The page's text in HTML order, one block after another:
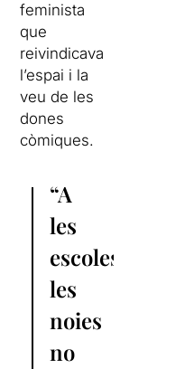
feminista
que
reivindicava
l’espai i la
veu de les
dones
còmiques.
“A
les
escoles
les
noies
no